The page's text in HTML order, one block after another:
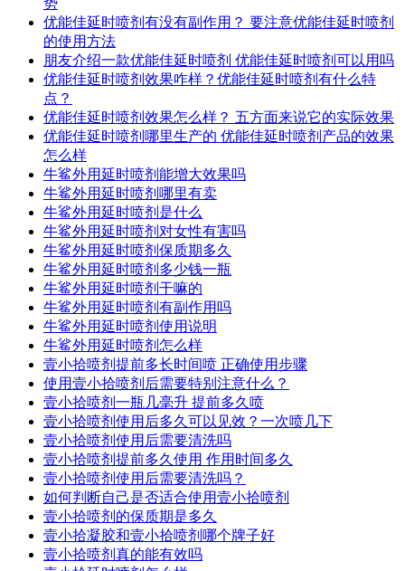
势
优能佳延时喷剂有没有副作用？ 要注意优能佳延时喷剂
的使用方法
朋友介绍一款优能佳延时喷剂 优能佳延时喷剂可以用吗
优能佳延时喷剂效果咋样？优能佳延时喷剂有什么特
点？
优能佳延时喷剂效果怎么样？ 五方面来说它的实际效果
优能佳延时喷剂哪里生产的 优能佳延时喷剂产品的效果
怎么样
牛鲨外用延时喷剂能增大效果吗
牛鲨外用延时喷剂哪里有卖
牛鲨外用延时喷剂是什么
牛鲨外用延时喷剂对女性有害吗
牛鲨外用延时喷剂保质期多久
牛鲨外用延时喷剂多少钱一瓶
牛鲨外用延时喷剂干嘛的
牛鲨外用延时喷剂有副作用吗
牛鲨外用延时喷剂使用说明
牛鲨外用延时喷剂怎么样
壹小拾喷剂提前多长时间喷 正确使用步骤
使用壹小拾喷剂后需要特别注意什么？
壹小拾喷剂一瓶几毫升 提前多久喷
壹小拾喷剂使用后多久可以见效？一次喷几下
壹小拾喷剂使用后需要清洗吗
壹小拾喷剂提前多久使用 作用时间多久
壹小拾喷剂使用后需要清洗吗？
如何判断自己是否适合使用壹小拾喷剂
壹小拾喷剂的保质期是多久
壹小拾凝胶和壹小拾喷剂哪个牌子好
壹小拾喷剂真的能有效吗